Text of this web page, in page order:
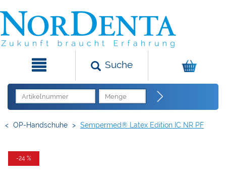
Suche
< OP-Handschuhe > Sempermed® Latex Edition IC NR PF
-24 %